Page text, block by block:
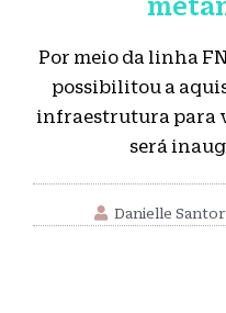
Por meio da linha
possibilitou a
infraestrutura para
será
Danielle